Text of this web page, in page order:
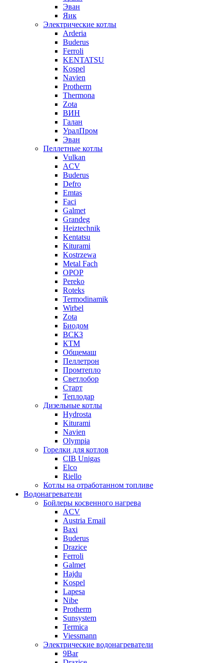
Эван
Яик
Электрические котлы
Arderia
Buderus
Ferroli
KENTATSU
Kospel
Navien
Protherm
Thermona
Zota
ВИН
Галан
УралПром
Эван
Пеллетные котлы
Vulkan
ACV
Buderus
Defro
Emtas
Faci
Galmet
Grandeg
Heiztechnik
Kentatsu
Kiturami
Kostrzewa
Metal Fach
OPOP
Pereko
Roteks
Termodinamik
Wirbel
Zota
Биодом
ВСКЗ
КТМ
Общемаш
Пеллетрон
Промтепло
Светлобор
Старт
Теплодар
Дизельные котлы
Hydrosta
Kiturami
Navien
Olympia
Горелки для котлов
CIB Unigas
Elco
Riello
Котлы на отработанном топливе
Водонагреватели
Бойлеры косвенного нагрева
ACV
Austria Email
Baxi
Buderus
Drazice
Ferroli
Galmet
Hajdu
Kospel
Lapesa
Nibe
Protherm
Sunsystem
Termica
Viessmann
Электрические водонагреватели
9Bar